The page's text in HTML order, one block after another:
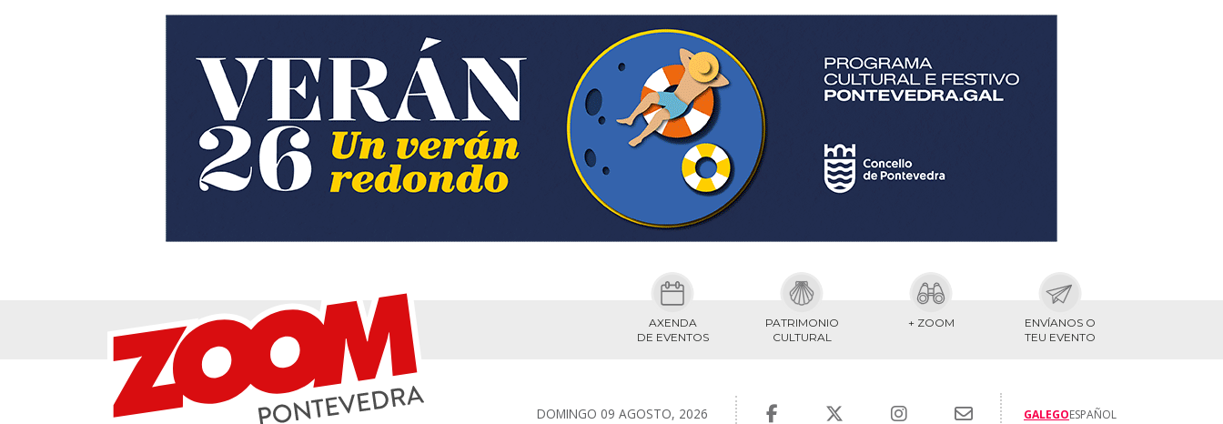
AXENDA
DE EVENTOS
PATRIMONIO
CULTURAL
+ ZOOM
ENVÍANOS O
TEU EVENTO
DOMINGO 09 AGOSTO, 2026 GALEGOESPAÑOL